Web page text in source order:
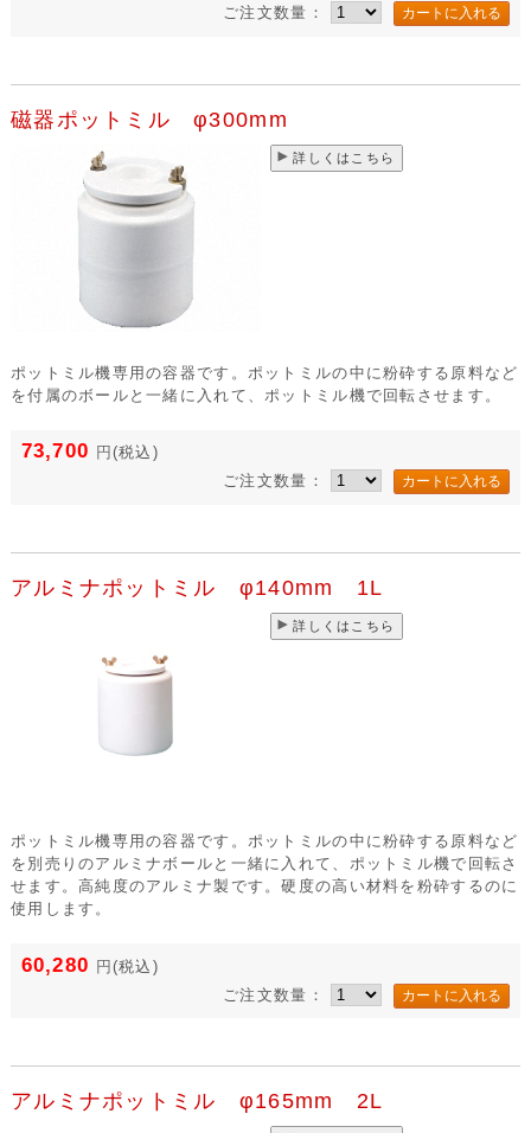
ご注文数量：
磁器ポットミル φ300mm
詳しくはこちら
ポットミル機専用の容器です。ポットミルの中に粉砕する原料など
を付属のボールと一緒に入れて、ポットミル機で回転させます。
73,700 円 (税込)
ご注文数量：
アルミナポットミル φ140mm 1L
詳しくはこちら
ポットミル機専用の容器です。ポットミルの中に粉砕する原料など
を別売りのアルミナボールと一緒に入れて、ポットミル機で回転さ
せます。高純度のアルミナ製です。硬度の高い材料を粉砕するのに
使用します。
60,280 円(税込)
ご注文数量：
アルミナポットミル φ165mm 2L